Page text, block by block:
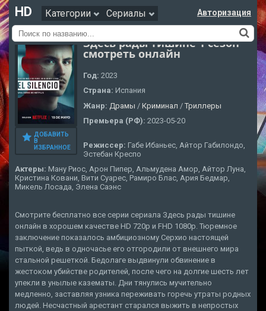
HD Категории Сериалы Авторизация
ДОБАВИТЬ
В
ИЗБРАННОЕ
Здесь рады тишине 1 сезон
смотреть онлайн
Год: 2023
Страна: Испания
Жанр: Драмы / Криминал / Триллеры
Премьера (РФ): 2023-05-20
Режиссер: Габе Ибаньес, Айтор Габилондо,
Эстебан Креспо
Актеры: Ману Риос, Арон Пипер, Альмудена Амор, Айтор Луна,
Кристина Ковани, Вити Суарес, Рамиро Блас, Ария Бедмар,
Микель Лосада, Элена Саэнс
Смотрите бесплатно все серии сериала Здесь рады тишине
онлайн в хорошем качестве HD 720p и FHD 1080p. Тюремное
заключение показалось амбициозному Серхио настоящей
пыткой, ведь в одночасье его отгородили от внешнего мира
стальной решеткой. Бедолаге выдвинули обвинение в
жестоком убийстве родителей, после чего на долгие шесть лет
упекли в унылые казематы. Дни тянулись мучительно
медленно, заставляя узника переживать горечь утраты родных
людей. Несчастный арестант старался выжить в непростых